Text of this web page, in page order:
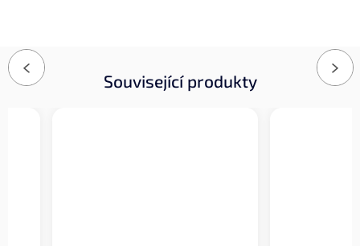
Související produkty
Previous Next